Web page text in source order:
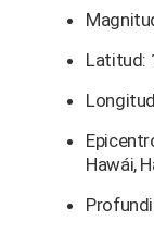
Latitud:
Hawái,